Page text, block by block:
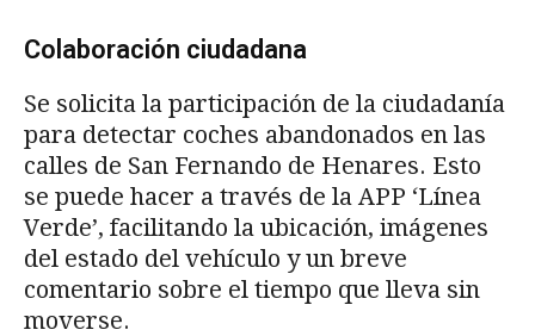
Colaboración ciudadana
Se solicita la participación de la ciudadanía
para detectar coches abandonados en las
calles de San Fernando de Henares. Esto
se puede hacer a través de la APP ‘Línea
Verde’, facilitando la ubicación, imágenes
del estado del vehículo y un breve
comentario sobre el tiempo que lleva sin
moverse.